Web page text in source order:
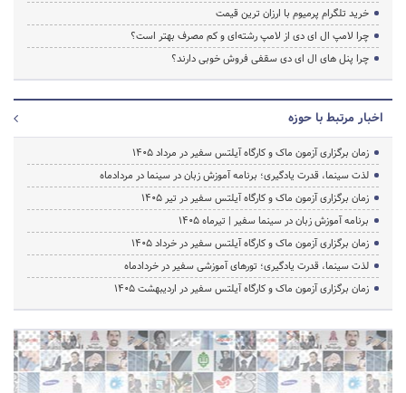
خرید تلگرام پرمیوم با ارزان ترین قیمت
چرا لامپ ال ای دی از لامپ رشته‌ای و کم مصرف بهتر است؟
چرا پنل های ال ای دی سقفی فروش خوبی دارند؟
اخبار مرتبط با حوزه
زمان برگزاری آزمون ماک و کارگاه آیلتس سفیر در مرداد 1405
لذت سینما، قدرت یادگیری؛ برنامه آموزش زبان در سینما در مردادماه
زمان برگزاری آزمون ماک و کارگاه آیلتس سفیر در تیر 1405
برنامه آموزش زبان در سینما سفیر | تیرماه ۱۴۰۵
زمان برگزاری آزمون ماک و کارگاه آیلتس سفیر در خرداد 1405
لذت سینما، قدرت یادگیری؛ تورهای آموزشی سفیر در خردادماه
زمان برگزاری آزمون ماک و کارگاه آیلتس سفیر در اردیبهشت 1405